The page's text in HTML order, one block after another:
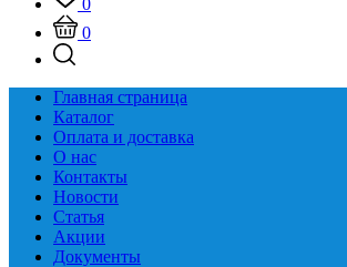
0
0
Главная страница
Каталог
Оплата и доставка
О нас
Контакты
Новости
Статья
Акции
Документы